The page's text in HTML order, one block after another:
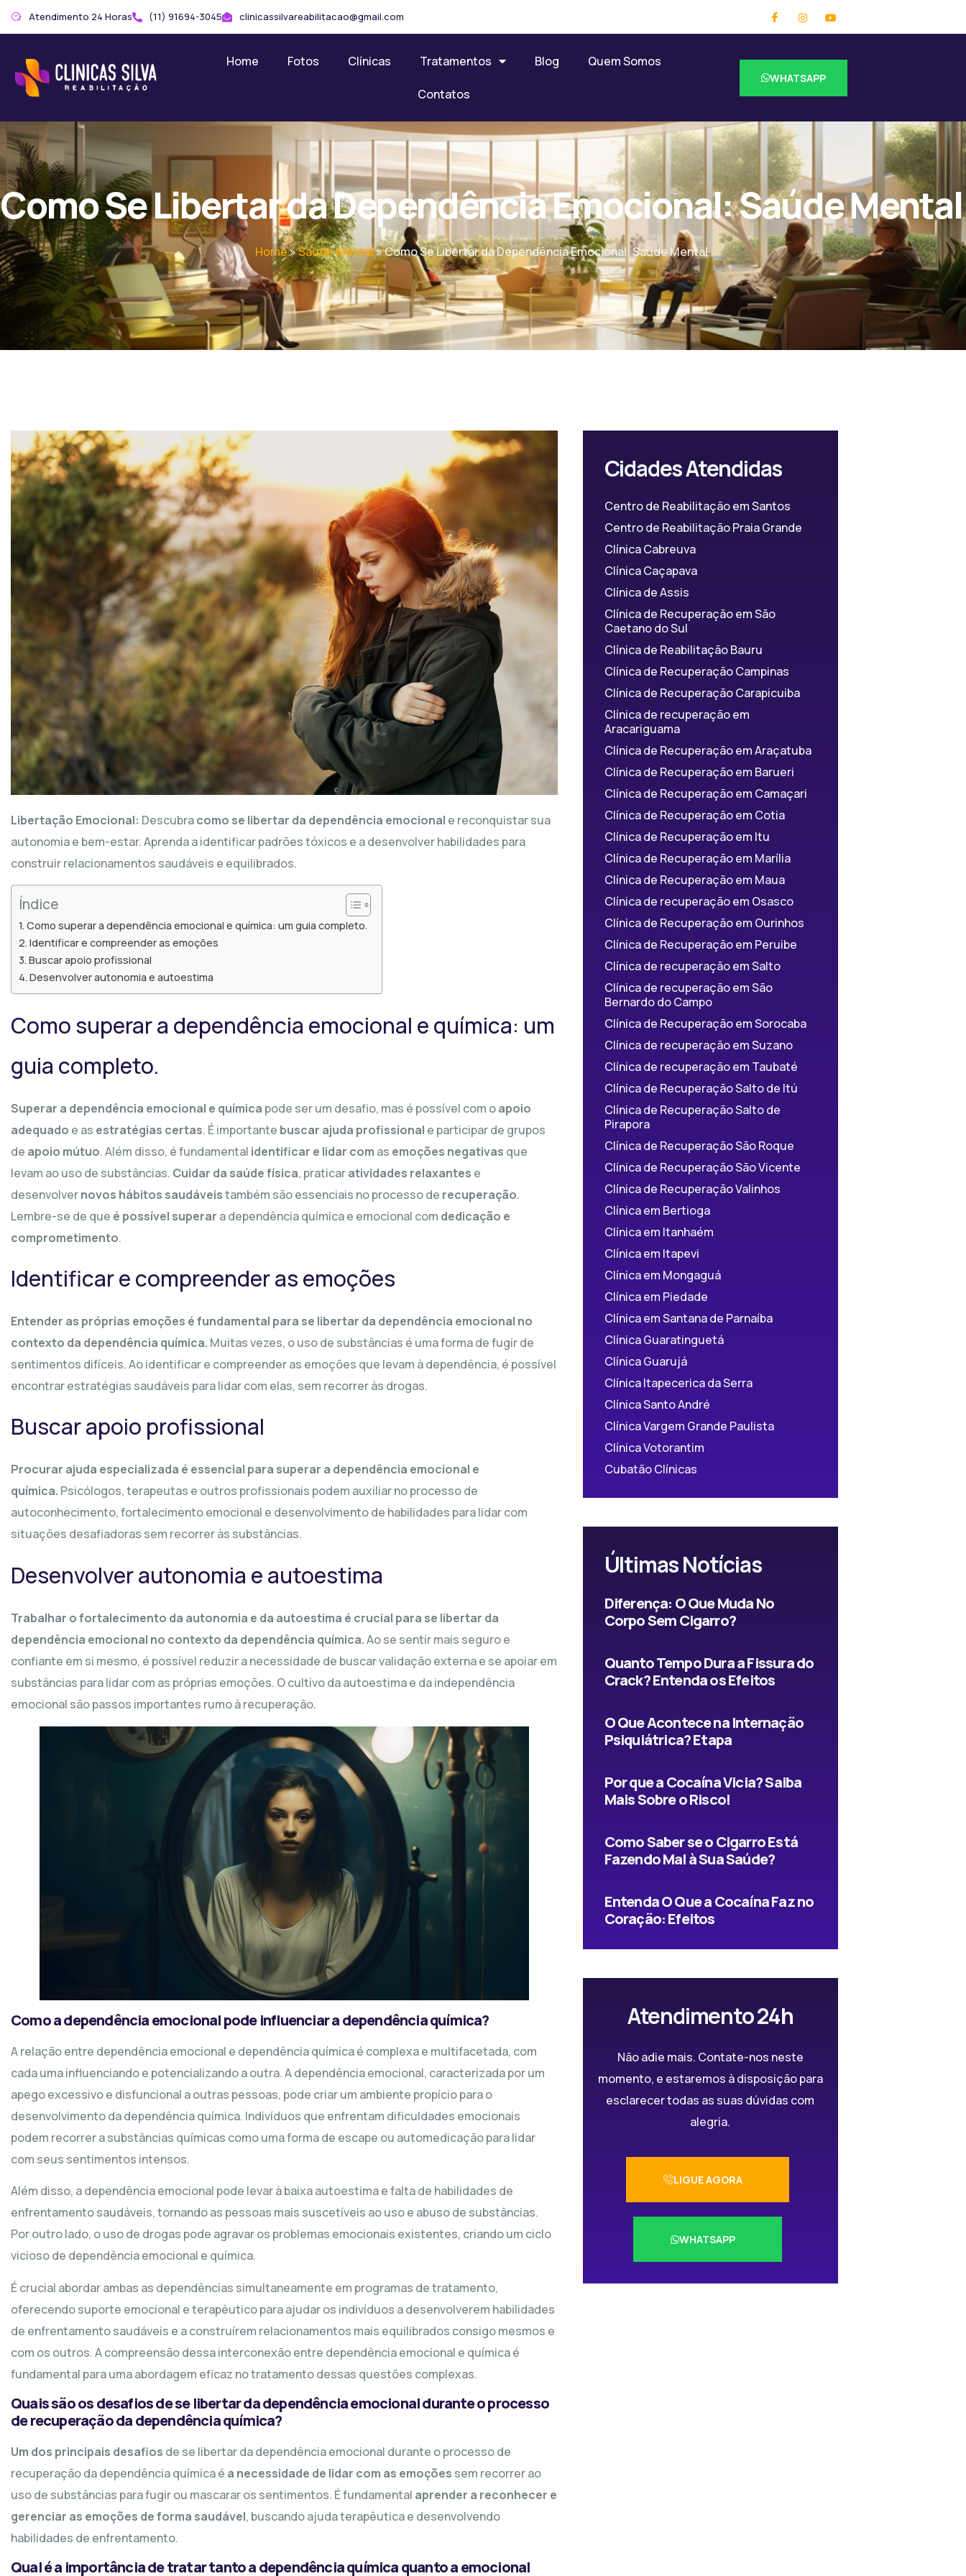
Atendimento 24 Horas (11) 91694-3045 clinicassilvareabilitacao@gmail.com
Home Fotos Clínicas Tratamentos Blog Quem Somos
Contatos
WHATSAPP
Como Se Libertar da Dependência Emocional: Saúde Mental
Home»Saúde Mental»Como Se Libertar da Dependência Emocional: Saúde Mental
Libertação Emocional: Descubracomo se libertar da dependência emocional e reconquistar sua
autonomia e bem-estar. Aprenda a identificar padrões tóxicos e a desenvolver habilidades para
construir relacionamentos saudáveis e equilibrados.
Índice
Como superar a dependência emocional e química: um guia completo.
Identificar e compreender as emoções
Buscar apoio profissional
Desenvolver autonomia e autoestima
Como superar a dependência emocional e química: um
guia completo.
Superar a dependência emocional e química pode ser um desafio, mas é possível com oapoio
adequado e as estratégias certas. É importante buscar ajuda profissional e participar de grupos
de apoio mútuo. Além disso, é fundamental identificar e lidar com as emoções negativas que
levam ao uso de substâncias. Cuidar da saúde física, praticaratividades relaxantes e
desenvolvernovos hábitos saudáveistambém são essenciais no processo de recuperação.
Lembre-se de que é possível superar a dependência química e emocional com dedicação e
comprometimento.
Identificar e compreender as emoções
Entender as próprias emoções é fundamental para se libertar da dependência emocional no
contexto da dependência química. Muitas vezes, o uso de substâncias é uma forma de fugir de
sentimentos difíceis. Ao identificar e compreender as emoções que levam à dependência, é possível
encontrar estratégias saudáveis para lidar com elas, sem recorrer às drogas.
Buscar apoio profissional
Procurar ajuda especializada é essencial para superar a dependência emocional e
química. Psicólogos, terapeutas e outros profissionais podem auxiliar no processo de
autoconhecimento, fortalecimento emocional e desenvolvimento de habilidades para lidar com
situações desafiadoras sem recorrer às substâncias.
Desenvolver autonomia e autoestima
Trabalhar o fortalecimento da autonomia e da autoestima é crucial para se libertar da
dependência emocional no contexto da dependência química.Ao se sentir mais seguro e
confiante em si mesmo, é possível reduzir a necessidade de buscar validação externa e se apoiar em
substâncias para lidar com as próprias emoções. O cultivo da autoestima e da independência
emocional são passos importantes rumo à recuperação.
Como a dependência emocional pode influenciar a dependência química?
A relação entre dependência emocional e dependência química é complexa e multifacetada, com
cada uma influenciando e potencializando a outra. A dependência emocional, caracterizada por um
apego excessivo e disfuncional a outras pessoas, pode criar um ambiente propício para o
desenvolvimento da dependência química. Indivíduos que enfrentam dificuldades emocionais
podem recorrer a substâncias químicas como uma forma de escape ou automedicação para lidar
com seus sentimentos intensos.
Além disso, a dependência emocional pode levar à baixa autoestima e falta de habilidades de
enfrentamento saudáveis, tornando as pessoas mais suscetíveis ao uso e abuso de substâncias.
Por outro lado, o uso de drogas pode agravar os problemas emocionais existentes, criando um ciclo
vicioso de dependência emocional e química.
É crucial abordar ambas as dependências simultaneamente em programas de tratamento,
oferecendo suporte emocional e terapêutico para ajudar os indivíduos a desenvolverem habilidades
de enfrentamento saudáveis e a construírem relacionamentos mais equilibrados consigo mesmos e
com os outros. A compreensão dessa interconexão entre dependência emocional e química é
fundamental para uma abordagem eficaz no tratamento dessas questões complexas.
Quais são os desafios de se libertar da dependência emocional durante o processo
de recuperação da dependência química?
Um dos principais desafios de se libertar da dependência emocional durante o processo de
recuperação da dependência química é a necessidade de lidar com as emoções sem recorrer ao
uso de substâncias para fugir ou mascarar os sentimentos. É fundamental aprender a reconhecer e
gerenciar as emoções de forma saudável, buscando ajuda terapêutica e desenvolvendo
habilidades de enfrentamento.
Qual é a importância de tratar tanto a dependência química quanto a emocional
Cidades Atendidas
Centro de Reabilitação em Santos
Centro de Reabilitação Praia Grande
Clínica Cabreuva
Clínica Caçapava
Clínica de Assis
Clínica de Recuperação em São
Caetano do Sul
Clínica de Reabilitação Bauru
Clínica de Recuperação Campinas
Clínica de Recuperação Carapicuiba
Clínica de recuperação em
Aracariguama
Clínica de Recuperação em Araçatuba
Clínica de Recuperação em Barueri
Clínica de Recuperação em Camaçari
Clínica de Recuperação em Cotia
Clínica de Recuperação em Itu
Clínica de Recuperação em Marília
Clínica de Recuperação em Maua
Clínica de recuperação em Osasco
Clínica de Recuperação em Ourinhos
Clínica de Recuperação em Peruibe
Clínica de recuperação em Salto
Clínica de recuperação em São
Bernardo do Campo
Clínica de Recuperação em Sorocaba
Clínica de recuperação em Suzano
Clínica de recuperação em Taubaté
Clínica de Recuperação Salto de Itú
Clínica de Recuperação Salto de
Pirapora
Clínica de Recuperação São Roque
Clínica de Recuperação São Vicente
Clínica de Recuperação Valinhos
Clínica em Bertioga
Clínica em Itanhaém
Clínica em Itapevi
Clínica em Mongaguá
Clínica em Piedade
Clínica em Santana de Parnaíba
Clínica Guaratinguetá
Clínica Guarujá
Clínica Itapecerica da Serra
Clínica Santo André
Clínica Vargem Grande Paulista
Clínica Votorantim
Cubatão Clínicas
Últimas Notícias
Diferença: O Que Muda No
Corpo Sem Cigarro?
Quanto Tempo Dura a Fissura do
Crack? Entenda os Efeitos
O Que Acontece na Internação
Psiquiátrica? Etapa
Por que a Cocaína Vicia? Saiba
Mais Sobre o Risco!
Como Saber se o Cigarro Está
Fazendo Mal à Sua Saúde?
Entenda O Que a Cocaína Faz no
Coração: Efeitos
Atendimento 24h
Não adie mais. Contate-nos neste
momento, e estaremos à disposição para
esclarecer todas as suas dúvidas com
alegria.
LIGUE AGORA
WHATSAPP